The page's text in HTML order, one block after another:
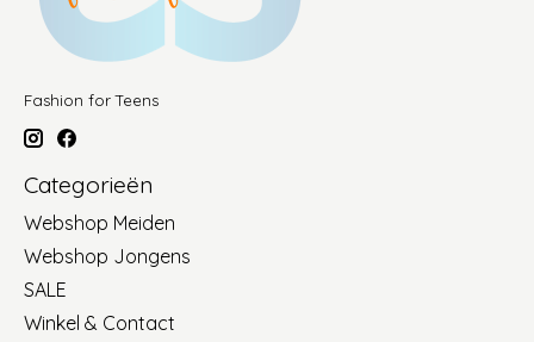
Fashion for Teens
Categorieën
Webshop Meiden
Webshop Jongens
SALE
Winkel & Contact